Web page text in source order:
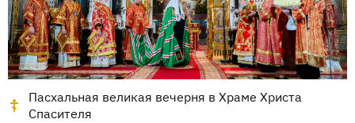
Пасхальная великая вечерня в Храме Христа
Спасителя